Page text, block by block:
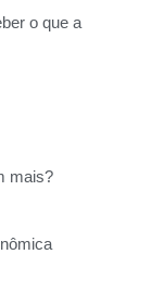
o que a
mais?